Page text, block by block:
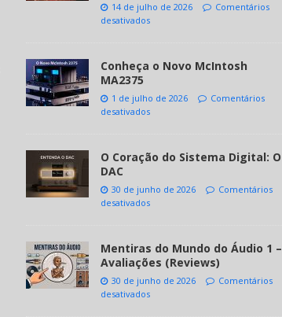
14 de julho de 2026
Comentários
desativados
Conheça o Novo McIntosh
MA2375
1 de julho de 2026
Comentários
desativados
O Coração do Sistema Digital: O
DAC
30 de junho de 2026
Comentários
desativados
Mentiras do Mundo do Áudio 1 –
Avaliações (Reviews)
30 de junho de 2026
Comentários
desativados